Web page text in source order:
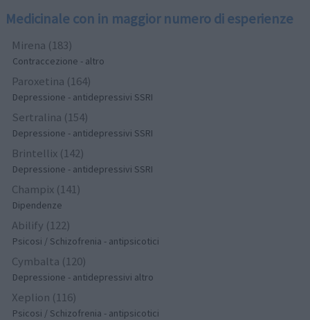
Medicinale con in maggior numero di esperienze
Mirena (183)
Contraccezione - altro
Paroxetina (164)
Depressione - antidepressivi SSRI
Sertralina (154)
Depressione - antidepressivi SSRI
Brintellix (142)
Depressione - antidepressivi SSRI
Champix (141)
Dipendenze
Abilify (122)
Psicosi / Schizofrenia - antipsicotici
Cymbalta (120)
Depressione - antidepressivi altro
Xeplion (116)
Psicosi / Schizofrenia - antipsicotici